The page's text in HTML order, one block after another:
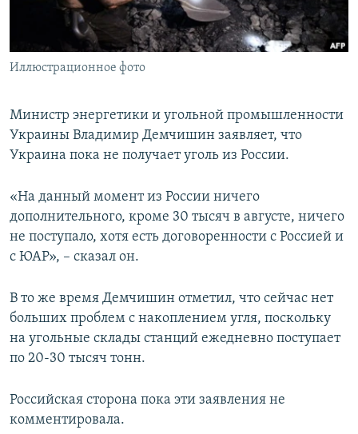
ПОБЕДИТЕЛЕЙ НЕ СУДЯТ?
КРЫМ.НЕПОКОРЕННЫЙ
ELIFBE
ПРИСОЕДИНЯЙТЕСЬ!
Все сайты RFE/RL
Иллюстрационное фото
Министр энергетики и угольной промышленности
Украины Владимир Демчишин заявляет, что
Украина пока не получает уголь из России.
«На данный момент из России ничего
дополнительного, кроме 30 тысяч в августе, ничего
не поступало, хотя есть договоренности с Россией и
с ЮАР», – сказал он.
В то же время Демчишин отметил, что сейчас нет
больших проблем с накоплением угля, поскольку
на угольные склады станций ежедневно поступает
по 20-30 тысяч тонн.
Российская сторона пока эти заявления не
комментировала.